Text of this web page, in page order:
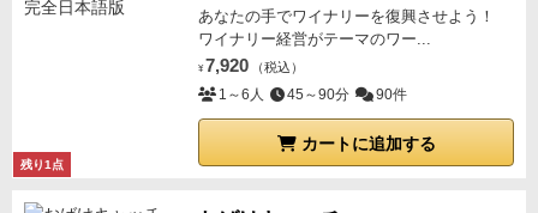
残り1点
あなたの手でワイナリーを復興させよう！
ワイナリー経営がテーマのワー...
¥ 7,920 （税込）
1～6人 45～90分 90件
カートに追加する